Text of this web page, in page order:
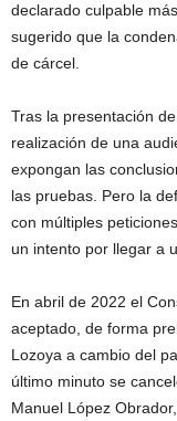
declarado culpable
sugerido que la
de cárcel.
Tras la presentación
realización de una
expongan las
las pruebas. Pero la
con múltiples
un intento por llegar a
En abril de 2022 el
aceptado, de forma
Lozoya a cambio del
último minuto se
Manuel López